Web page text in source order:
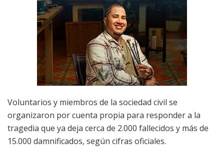
Voluntarios y miembros de la sociedad civil se
organizaron por cuenta propia para responder a la
tragedia que ya deja cerca de 2.000 fallecidos y más de
15.000 damnificados, según cifras oficiales.